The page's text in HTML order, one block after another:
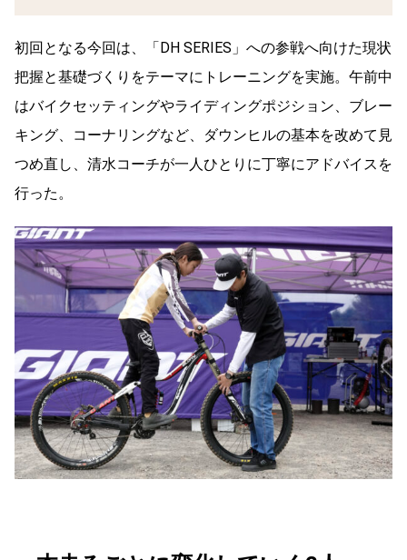
初回となる今回は、「DH SERIES」への参戦へ向けた現状
把握と基礎づくりをテーマにトレーニングを実施。午前中
はバイクセッティングやライディングポジション、ブレー
キング、コーナリングなど、ダウンヒルの基本を改めて見
つめ直し、清水コーチが一人ひとりに丁寧にアドバイスを
行った。